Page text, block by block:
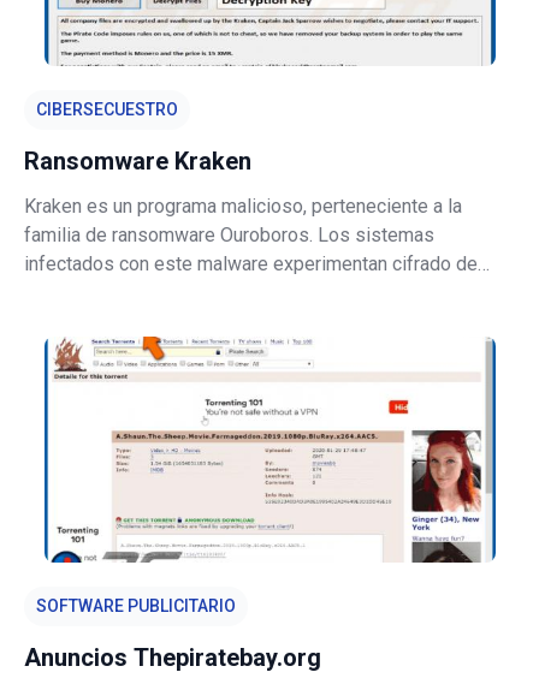
CIBERSECUESTRO
Ransomware Kraken
Kraken es un programa malicioso, perteneciente a la
familia de ransomware Ouroboros. Los sistemas
infectados con este malware experimentan cifrado de
de cifrado, todos los archivos afectados se re
SOFTWARE PUBLICITARIO
Anuncios Thepiratebay.org